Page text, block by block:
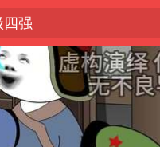
强
撤回了！